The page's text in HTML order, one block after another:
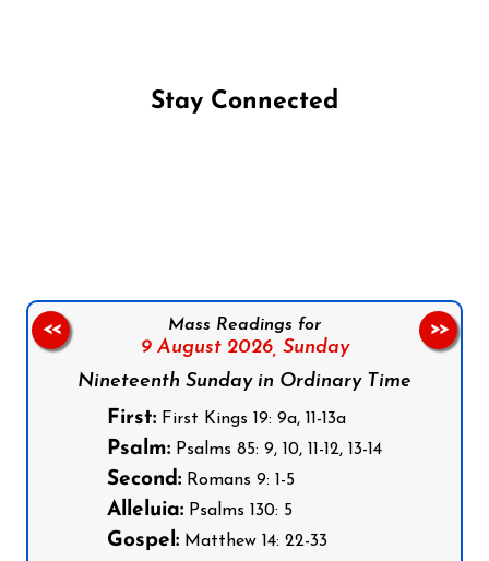
Stay Connected
Mass Readings for
9 August 2026, Sunday
Nineteenth Sunday in Ordinary Time
First: First Kings 19: 9a, 11-13a
Psalm: Psalms 85: 9, 10, 11-12, 13-14
Second: Romans 9: 1-5
Alleluia: Psalms 130: 5
Gospel: Matthew 14: 22-33
<< >>